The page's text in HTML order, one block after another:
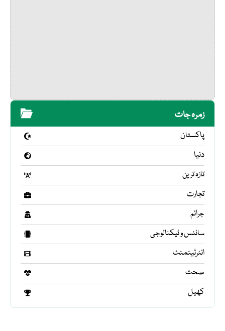
زمرہ جات
پاکستان
دنیا
تازہ ترین
تجارت
جرائم
سائنس و ٹیکنالوجی
انٹرٹینمنٹ
صحت
کھیل